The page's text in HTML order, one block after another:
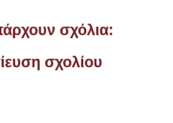
σχόλια:
σχολίου